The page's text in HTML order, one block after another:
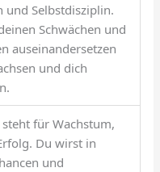
und Selbstdisziplin.
Schwächen und
auseinandersetzen
und dich
für Wachstum,
Du wirst in
und